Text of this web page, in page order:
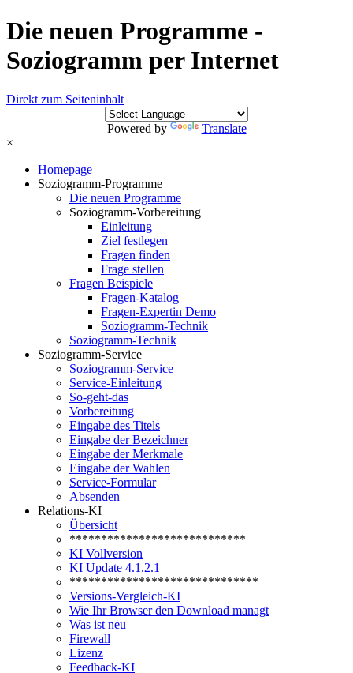
Die neuen Programme -
Soziogramm per Internet
Direkt zum Seiteninhalt
Powered by
Translate
×
Homepage
Soziogramm-Programme
Die neuen Programme
Soziogramm-Vorbereitung
Einleitung
Ziel festlegen
Fragen finden
Frage stellen
Fragen Beispiele
Fragen-Katalog
Fragen-Expertin Demo
Soziogramm-Technik
Soziogramm-Technik
Soziogramm-Service
Soziogramm-Service
Service-Einleitung
So-geht-das
Vorbereitung
Eingabe des Titels
Eingabe der Bezeichner
Eingabe der Merkmale
Eingabe der Wahlen
Service-Formular
Absenden
Relations-KI
Übersicht
****************************
KI Vollversion
KI Update 4.1.2.1
******************************
Versions-Vergleich-KI
Wie Ihr Browser den Download managt
Was ist neu
Firewall
Lizenz
Feedback-KI